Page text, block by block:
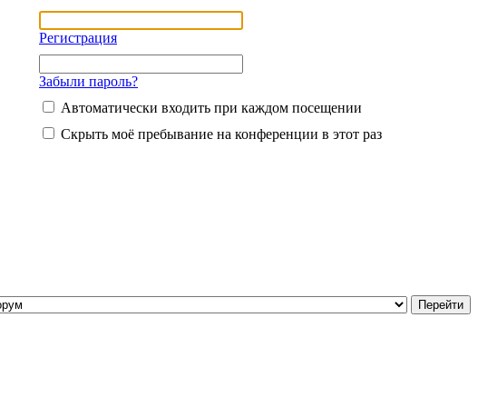
Регистрация
Забыли пароль?
Автоматически входить при каждом посещении
Скрыть моё пребывание на конференции в этот раз